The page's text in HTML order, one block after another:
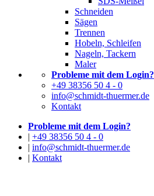
Schneiden
Sägen
Trennen
Hobeln, Schleifen
Nageln, Tackern
Maler
Probleme mit dem Login?
+49 38356 50 4 - 0
info@schmidt-thuermer.de
Kontakt
Probleme mit dem Login?
| +49 38356 50 4 - 0
| info@schmidt-thuermer.de
| Kontakt